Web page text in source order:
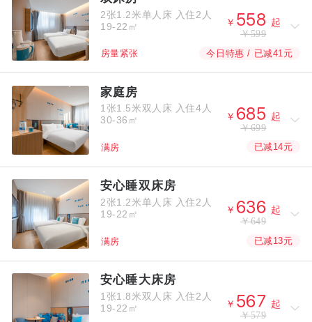
2张1.2米单人床 入住2人
19-22㎡
￥ 
起
￥599
房量紧张 今日特惠 / 已减41元
家庭房
1张1.5米双人床 入住4人
30-36㎡
￥ 
起
￥699
满房 已减14元
安心睡双床房
2张1.2米单人床 入住2人
19-22㎡
￥  起
￥649
满房 已减13元
安心睡大床房
1张1.8米双人床 入住2人
19-22㎡
￥  
起
￥579